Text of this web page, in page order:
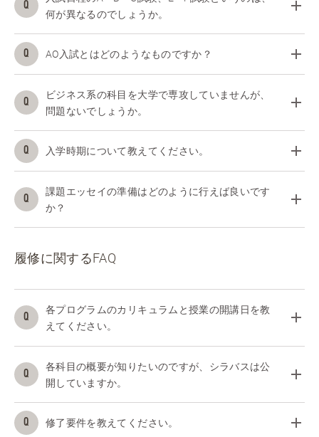
何が異なるのでしょうか。
AO入試とはどのようなものですか？
ビジネス系の科目を大学で専攻していませんが、
問題ないでしょうか。
入学時期について教えてください。
課題エッセイの準備はどのように行えば良いです
か？
履修に関するFAQ
各プログラムのカリキュラムと授業の開講日を教
えてください。
各科目の概要が知りたいのですが、シラバスは公
開していますか。
修了要件を教えてください。